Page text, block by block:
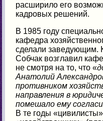
расширило его
кадровых решений.
В 1985 году
кафедра
сделали заведующим.
Собчак возглавил
не смотря на то, что «
Анатолий
противником
направления в
помешало ему
В те годы